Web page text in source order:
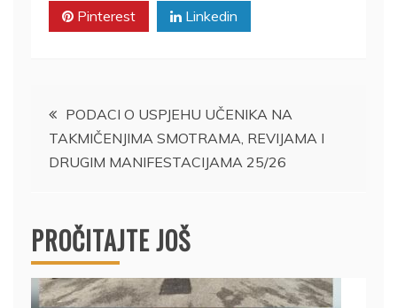
Pinterest Linkedin
Navigacija
članaka
PODACI O USPJEHU UČENIKA NA
TAKMIČENJIMA SMOTRAMA, REVIJAMA I
DRUGIM MANIFESTACIJAMA 25/26
PROČITAJTE JOŠ